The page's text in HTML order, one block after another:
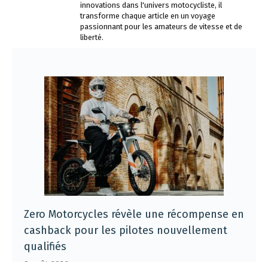
innovations dans l'univers motocycliste, il
transforme chaque article en un voyage
passionnant pour les amateurs de vitesse et de
liberté.
Zero Motorcycles révèle une récompense en
cashback pour les pilotes nouvellement
qualifiés